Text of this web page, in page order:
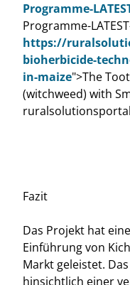
Programme-
Programme-
https://
bioherbicide-
in-maize">The
(witchweed) with
ruralsolutionsportal
Fazit
Das Projekt hat
Einführung von
Markt geleistet.
hinsichtlich einer